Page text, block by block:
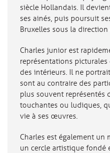
siècle Hollandais. Il
ses ainés, puis poursuit
Bruxelles sous la direction
Charles junior est
représentations
des intérieurs. Il ne
sont au contraire des
plus souvent représentés
touchantes ou ludiques,
vie à ses œuvres.
Charles est également un
un cercle artistique fondé